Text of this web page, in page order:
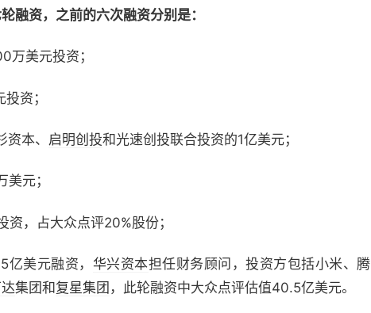
融资，之前的六次融资分别是：
美元投资；
资；
资本、 启明创投和光速创投联合投资的1亿美元；
元；
，占大众点评20%股份；
美元融资， 华兴资本担任财务顾问，投资方包括小米、腾
集团和 复星集团 ，此轮融资中大众点评估值40.5亿美元。